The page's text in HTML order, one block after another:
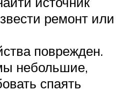
ремонт или
поврежден.
небольшие,
спаять